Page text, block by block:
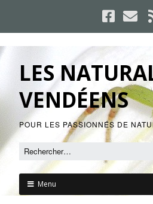
LES
VENDÉENS
POUR LES PASSIONNÉS DE
Menu